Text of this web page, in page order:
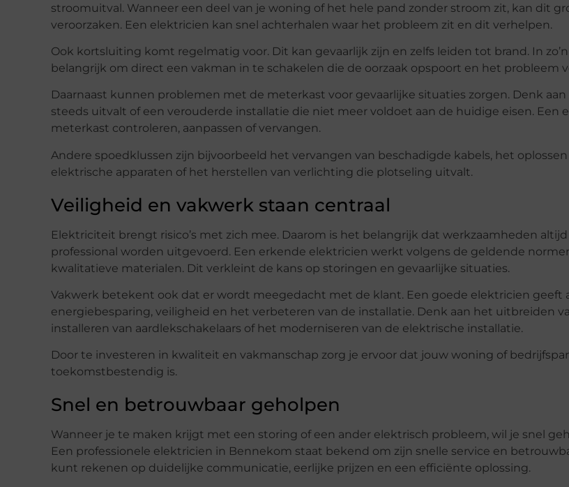
stroomuitval. Wanneer een deel van je woning of het hele pand zonder stroom zit, kan dit
veroorzaken. Een elektricien kan snel achterhalen waar het probleem zit en dit verhelpen.
Ook kortsluiting komt regelmatig voor. Dit kan gevaarlijk zijn en zelfs leiden tot brand. In
belangrijk om direct een vakman in te schakelen die de oorzaak opspoort en het probleem
Daarnaast kunnen problemen met de meterkast voor gevaarlijke situaties zorgen. Denk
steeds uitvalt of een verouderde installatie die niet meer voldoet aan de huidige eisen. Een
meterkast controleren, aanpassen of vervangen.
Andere spoedklussen zijn bijvoorbeeld het vervangen van beschadigde kabels, het
elektrische apparaten of het herstellen van verlichting die plotseling uitvalt.
Veiligheid en vakwerk staan centraal
Elektriciteit brengt risico’s met zich mee. Daarom is het belangrijk dat werkzaamheden
professional worden uitgevoerd. Een erkende elektricien werkt volgens de geldende
kwalitatieve materialen. Dit verkleint de kans op storingen en gevaarlijke situaties.
Vakwerk betekent ook dat er wordt meegedacht met de klant. Een goede elektricien geeft
energiebesparing, veiligheid en het verbeteren van de installatie. Denk aan het uitbreiden
installeren van aardlekschakelaars of het moderniseren van de elektrische installatie.
Door te investeren in kwaliteit en vakmanschap zorg je ervoor dat jouw woning of
toekomstbestendig is.
Snel en betrouwbaar geholpen
Wanneer je te maken krijgt met een storing of een ander elektrisch probleem, wil je snel
Een professionele elektricien in Bennekom staat bekend om zijn snelle service en
kunt rekenen op duidelijke communicatie, eerlijke prijzen en een efficiënte oplossing.